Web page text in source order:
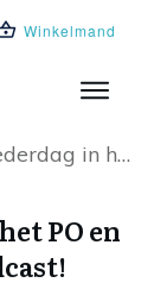
Winkelmand
Lesideeën voor Moederdag in het PO en VO – van creatief tot AI en podcast!
PO en